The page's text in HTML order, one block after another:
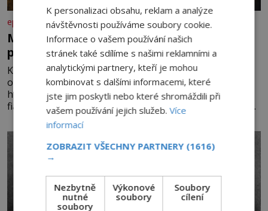
epochaplus.cz
Mrkev není jen oranžová. Její neuvěřitelný
příběh začíná fialovou barvou
Když dnes vytáhneme ze země mrkev, většina z nás
očekává sytě oranžový kořen. Jenže po většinu své
historie je mrkev všechno možné, jen ne oranžová. Je
fialová, žlutá, bílá, někdy dokonce téměř černá. Až díky
stovkám let pečlivého šlechtění se z ní stává zelenina,
bez které si českou zahradu ani nedokážeme představit.
Její příběh je
K personalizaci obsahu, reklam a analýze
návštěvnosti používáme soubory cookie.
Informace o vašem používání našich
stránek také sdílíme s našimi reklamními a
analytickými partnery, kteří je mohou
kombinovat s dalšími informacemi, které
jste jim poskytli nebo které shromáždili při
vašem používání jejich služeb.Více
informací
ZOBRAZIT VŠECHNY PARTNERY (1616)
→
Nezbytně
nutné
soubory
Výkonové
soubory
Soubory
cílení